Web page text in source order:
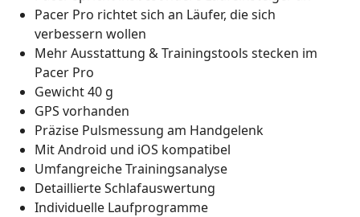
Pacer Pro richtet sich an Läufer, die sich
verbessern wollen
Mehr Ausstattung & Trainingstools stecken im
Pacer Pro
Gewicht 40 g
GPS vorhanden
Präzise Pulsmessung am Handgelenk
Mit Android und iOS kompatibel
Umfangreiche Trainingsanalyse
Detaillierte Schlafauswertung
Individuelle Laufprogramme